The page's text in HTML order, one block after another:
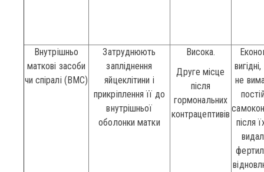
Внутрішньо
маткові засоби
чи спіралі (ВМС)
Затруднюють
запліднення
яйцеклітини і
прикріплення її до
внутрішньої
оболонки матки
Висока.
Друге місце
після
гормональних
контрацептивів
не
після